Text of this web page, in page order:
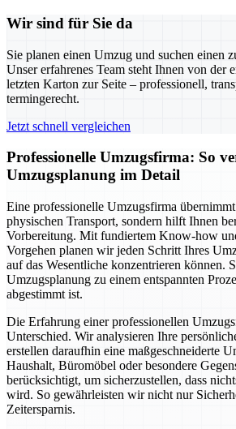
Wir sind für Sie da
Sie planen einen Umzug und suchen einen
Unser erfahrenes Team steht Ihnen von der
letzten Karton zur Seite – professionell,
termingerecht.
Jetzt schnell vergleichen
Professionelle Umzugsfirma: So
Umzugsplanung im Detail
Eine professionelle Umzugsfirma
physischen Transport, sondern hilft Ihnen
Vorbereitung. Mit fundiertem Know-how
Vorgehen planen wir jeden Schritt Ihres
auf das Wesentliche konzentrieren können.
Umzugsplanung zu einem entspannten
abgestimmt ist.
Die Erfahrung einer professionellen
Unterschied. Wir analysieren Ihre
erstellen daraufhin eine maßgeschneiderte
Haushalt, Büromöbel oder besondere
berücksichtigt, um sicherzustellen, dass
wird. So gewährleisten wir nicht nur
Zeitersparnis.